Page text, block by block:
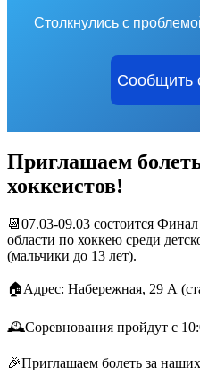
Столкнулись с
Сообщить
Приглашаем
хоккеистов!
📆07.03-09.03 состоится
области по хоккею среди
(мальчики до 13 лет).
🏠Адрес: Набережная, 29 А
🕰Соревнования пройдут с
🎉Приглашаем болеть за